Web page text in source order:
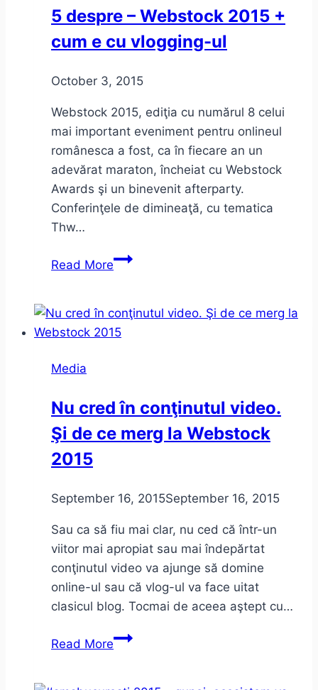
5 despre – Webstock 2015 +
cum e cu vlogging-ul
October 3, 2015
Webstock 2015, ediţia cu numărul 8 celui
mai important eveniment pentru onlineul
românesca a fost, ca în fiecare an un
adevărat maraton, încheiat cu Webstock
Awards şi un binevenit afterparty.
Conferinţele de dimineaţă, cu tematica
Thw…
Read More5
Webstock
2015
cu
vlogging-
Media
Nu cred în conţinutul video.
Şi de ce merg la Webstock
2015
September 16, 2015September 16, 2015
Sau ca să fiu mai clar, nu ced că într-un
viitor mai apropiat sau mai îndepărtat
conţinutul video va ajunge să domine
online-ul sau că vlog-ul va face uitat
clasicul blog. Tocmai de aceea aştept cu…
Read MoreNu